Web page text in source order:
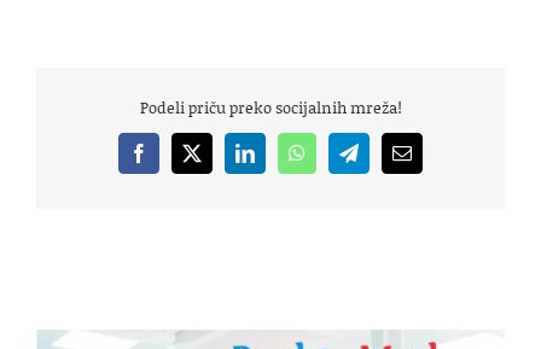
Podeli priču preko socijalnih mreža!
Facebook
X LinkedInWhatsAppTelegramEmail